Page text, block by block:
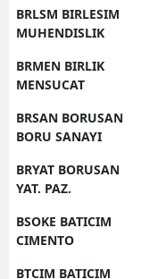
BRLSM BIRLESIM
MUHENDISLIK
BRMEN BIRLIK
MENSUCAT
BRSAN BORUSAN
BORU SANAYI
BRYAT BORUSAN
YAT. PAZ.
BSOKE BATICIM
CIMENTO
BTCIM BATICIM